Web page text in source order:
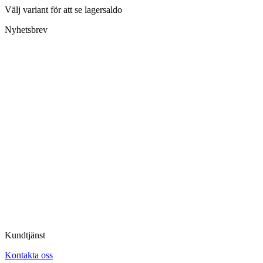
Välj variant för att se lagersaldo
Nyhetsbrev
Kundtjänst
Kontakta oss